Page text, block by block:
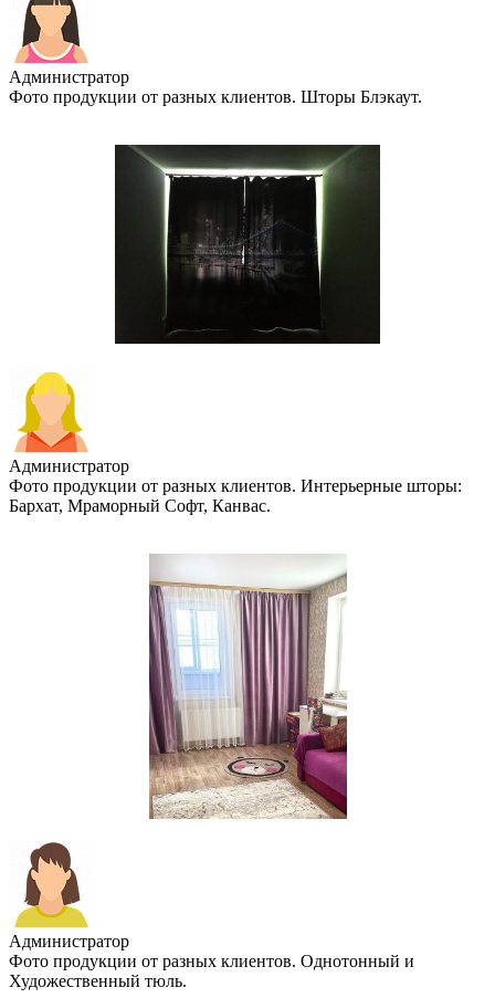
Администратор
Фото продукции от разных клиентов. Шторы Блэкаут.
Администратор
Фото продукции от разных клиентов. Интерьерные шторы:
Бархат, Мраморный Софт, Канвас.
Администратор
Фото продукции от разных клиентов. Однотонный и
Художественный тюль.